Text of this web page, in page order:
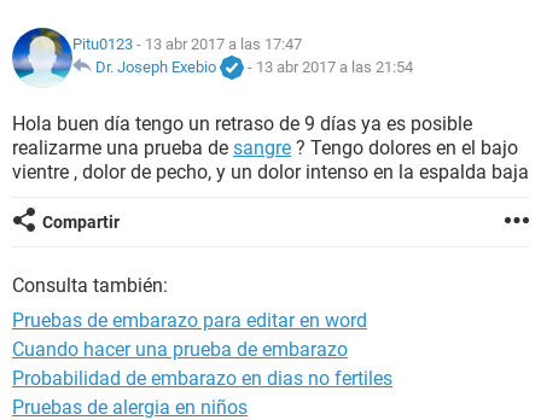
NUTRICIÓN
BIENESTAR
Pitu0123 - 13 abr 2017 a las 17:47
Dr. Joseph Exebio
- 13 abr 2017 a las 21:54
Hola buen día tengo un retraso de 9 días ya es posible
realizarme una prueba de sangre ? Tengo dolores en el bajo
vientre , dolor de pecho, y un dolor intenso en la espalda baja
Compartir
Consulta también:
Pruebas de embarazo para editar en word
Cuando hacer una prueba de embarazo
Probabilidad de embarazo en dias no fertiles
Pruebas de alergia en niños